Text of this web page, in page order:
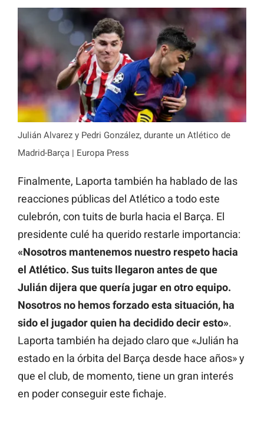
Julián Alvarez y Pedri González, durante un Atlético de
Madrid-Barça | Europa Press
Finalmente, Laporta también ha hablado de las
reacciones públicas del Atlético a todo este
culebrón, con tuits de burla hacia el Barça. El
presidente culé ha querido restarle importancia:
«Nosotros mantenemos nuestro respeto hacia
el Atlético. Sus tuits llegaron antes de que
Julián dijera que quería jugar en otro equipo.
Nosotros no hemos forzado esta situación, ha
sido el jugador quien ha decidido decir esto».
Laporta también ha dejado claro que «Julián ha
estado en la órbita del Barça desde hace años» y
que el club, de momento, tiene un gran interés
en poder conseguir este fichaje.